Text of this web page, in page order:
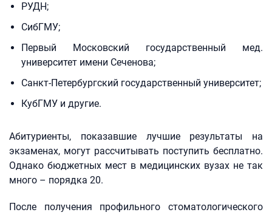
РУДН;
СибГМУ;
Первый Московский государственный мед.
университет имени Сеченова;
Санкт-Петербургский государственный университет;
КубГМУ и другие.
Абитуриенты, показавшие лучшие результаты на
экзаменах, могут рассчитывать поступить бесплатно.
Однако бюджетных мест в медицинских вузах не так
много – порядка 20.
После получения профильного стоматологического